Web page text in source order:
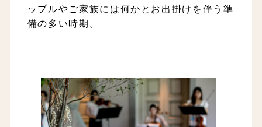
ップルやご家族には何かとお出掛けを伴う準
備の多い時期。